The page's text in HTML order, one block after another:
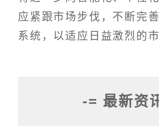
应紧跟市场步伐，不断完
系统，以适应日益激烈的
-= 最新资